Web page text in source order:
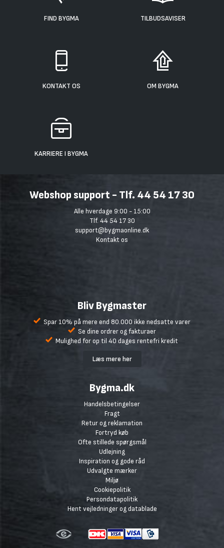
FIND BYGMA TILBUDSAVISER
KONTAKT OS OM BYGMA
KARRIERE I BYGMA
Webshop support - Tlf. 44 54 17 30
Alle hverdage 9:00 - 15:00
Tlf. 44 54 17 30
support@bygmaonline.dk
Kontakt os
Bliv Bygmaster
Spar 10% på mere end 80.000 ikke nedsatte varer
Se dine ordrer og fakturaer
Mulighed for op til 40 dages rentefri kredit
Læs mere her
Bygma.dk
Handelsbetingelser
Fragt
Retur og reklamation
Fortryd køb
Ofte stillede spørgsmål
Udlejning
Inspiration og gode råd
Udvalgte mærker
Miljø
Cookiepolitik
Persondatapolitik
Hent vejledninger og datablade